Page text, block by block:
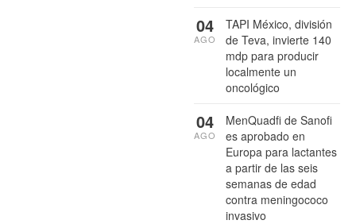
TAPI México, división
de Teva, invierte 140
mdp para producir
localmente un
oncológico
04
AGO
MenQuadfi de Sanofi
es aprobado en
Europa para lactantes
a partir de las seis
semanas de edad
contra meningococo
invasivo
04
AGO